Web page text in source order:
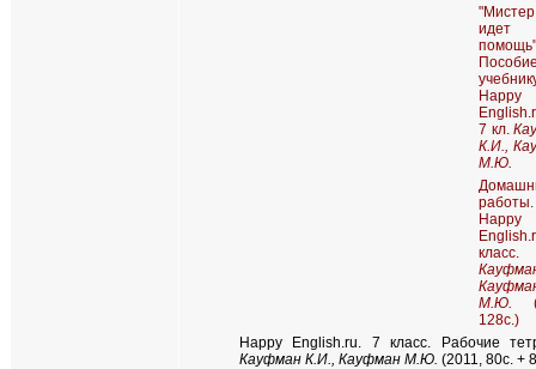
помощь"
Happy
7 кл.
К.И.,
М.Ю.
работы.
Happy
класс.
М.Ю.
128с.)
Happy English.ru. 7 класс. Рабочие
Кауфман К.И., Кауфман М.Ю. (2011, 80c. +